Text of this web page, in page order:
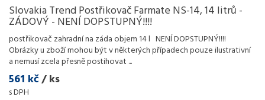
Slovakia Trend Postřikovač Farmate NS-14, 14 litrů -
ZÁDOVÝ - NENÍ DOPSTUPNÝ!!!!
postřikovač zahradní na záda objem 14 l NENÍ DOPSTUPNÝ!!!!
Obrázky u zboží mohou být v některých případech pouze ilustrativní
a nemusí zcela přesně postihovat ...
561 kč/ ks
s DPH